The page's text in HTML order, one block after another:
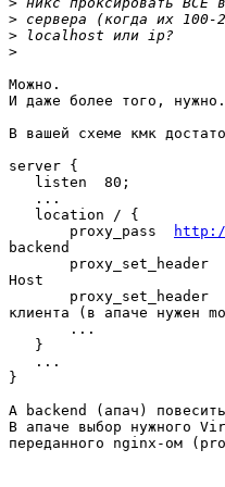
>
>
>
Можно.
И даже более того, нужно.
В вашей схеме кмк
server {
   listen  80;
   ...
   location / {
       proxy_pass
backend
proxy_set_header
Host
proxy_set_header
клиента (в апаче нужен
       ...
   }
   ...
}
А backend (апач)
В апаче выбор нужного
переданного nginx-ом